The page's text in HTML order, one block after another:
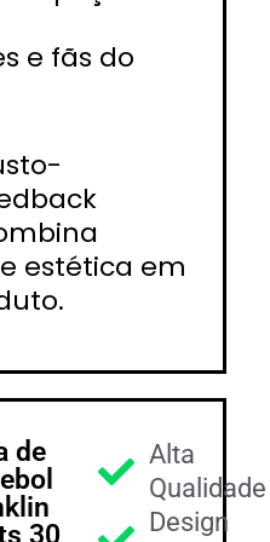
e fãs do
estética em
de
30
Alta
Qualidade
Design